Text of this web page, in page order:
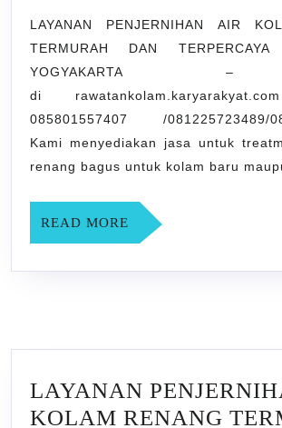
DI
SEMAKI
LAYANAN PENJERNIHAN AIR
TERMURAH DAN
YOGYAKARTA
di
085801557407 /081225723489/
Kami menyediakan jasa untuk
renang bagus untuk kolam baru
READ MORE READ
MORE
LAYANAN
KOLAM RENANG